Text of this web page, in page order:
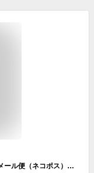
自転車鍵の迷子札 カラビナタイプ ポスト投函 メール便（ネコポス）送料無料/鍵 防犯登録 車体番号 着脱式 サイクルタグ 名札 キーホルダー 名入れ プレゼント/楽天市場 お買い物マラソン